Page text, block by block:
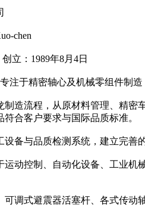
chen
立：1989年8月4日
注于精密轴心及机械零组件制
制造流程，从原材料管理、精密
合客户要求与国际品质标准。
设备与品质检测系统，建立完善
运动控制、自动化设备、工业机
可调式避震器活塞杆、各式传